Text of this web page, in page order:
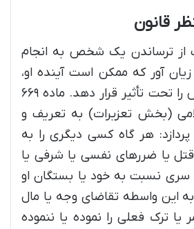
از ترساندن یک شخص به انجام
زیان آور که ممکن است آینده او،
حیثیت او یا اموالش را تحت تأثیر قرار دهد. ماده ۶۶۹
(بخش تعزیرات) به تعریف و
هر گاه کسی دیگری را به
یا ضررهای نفسی یا شرفی یا
سری نسبت به خود یا بستگان او
به این واسطه تقاضای وجه یا مال
یا ترک فعلی را نموده یا ننموده